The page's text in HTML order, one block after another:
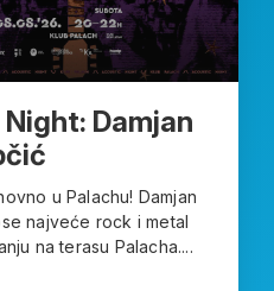
Damjan
u Palachu! Damjan
najveće rock i metal
na terasu Palacha....